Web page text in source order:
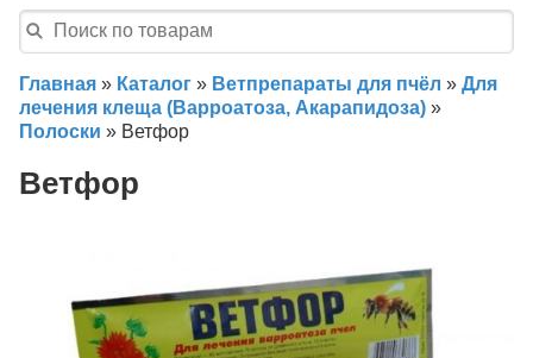
Главная » Каталог » Ветпрепараты для пчёл » Для
лечения клеща (Варроатоза, Акарапидоза) »
Полоски » Ветфор
Ветфор